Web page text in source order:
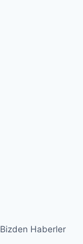
Bizden Haberler